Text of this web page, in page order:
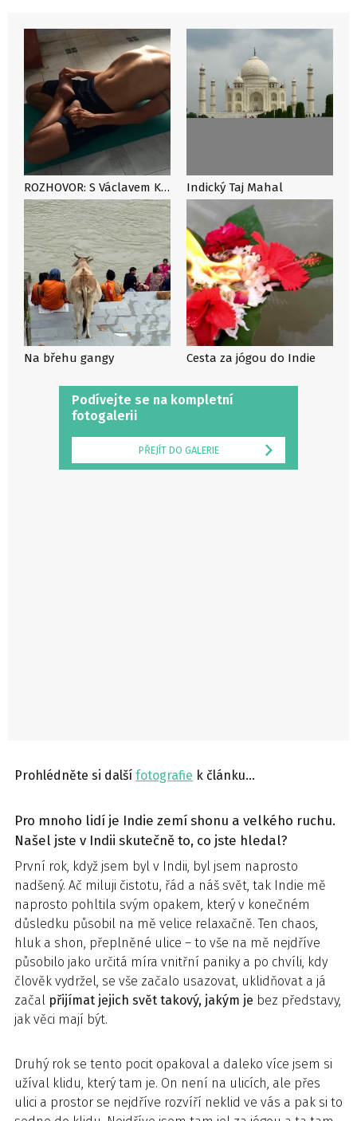
Podívejte se na kompletní
fotogalerii
PŘEJÍT DO GALERIE
ROZHOVOR: S Václavem Krejčíkem o správném výběru ašrámu při cestách za jógou do Indie Indický Taj Mahal
Na břehu gangy Cesta za jógou do Indie
Prohlédněte si další fotografie k článku…
Pro mnoho lidí je Indie zemí shonu a velkého ruchu.
Našel jste v Indii skutečně to, co jste hledal?
První rok, když jsem byl v Indii, byl jsem naprosto
nadšený. Ač miluji čistotu, řád a náš svět, tak Indie mě
naprosto pohltila svým opakem, který v konečném
důsledku působil na mě velice relaxačně. Ten chaos,
hluk a shon, přeplněné ulice – to vše na mě nejdříve
působilo jako určitá míra vnitřní paniky a po chvíli, kdy
člověk vydržel, se vše začalo usazovat, uklidňovat a já
začal přijímat jejich svět takový, jakým je bez představy,
jak věci mají být.
Druhý rok se tento pocit opakoval a daleko více jsem si
užíval klidu, který tam je. On není na ulicích, ale přes
ulici a prostor se nejdříve rozvíří neklid ve vás a pak si to